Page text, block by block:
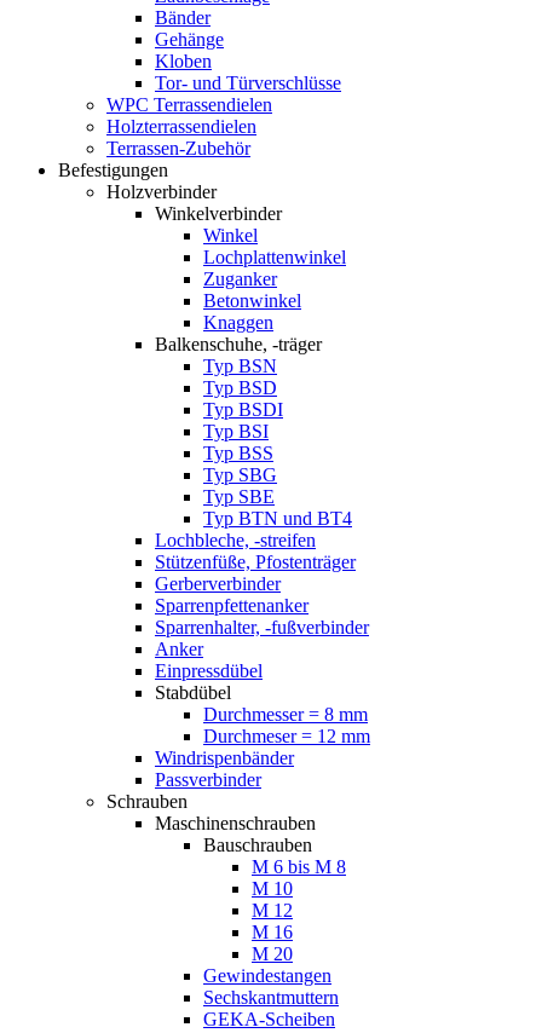
Bänder
Gehänge
Kloben
Tor- und Türverschlüsse
WPC Terrassendielen
Holzterrassendielen
Terrassen-Zubehör
Befestigungen
Holzverbinder
Winkelverbinder
Winkel
Lochplattenwinkel
Zuganker
Betonwinkel
Knaggen
Balkenschuhe, -träger
Typ BSN
Typ BSD
Typ BSDI
Typ BSI
Typ BSS
Typ SBG
Typ SBE
Typ BTN und BT4
Lochbleche, -streifen
Stützenfüße, Pfostenträger
Gerberverbinder
Sparrenpfettenanker
Sparrenhalter, -fußverbinder
Anker
Einpressdübel
Stabdübel
Durchmesser = 8 mm
Durchmeser = 12 mm
Windrispenbänder
Passverbinder
Schrauben
Maschinenschrauben
Bauschrauben
M 6 bis M 8
M 10
M 12
M 16
M 20
Gewindestangen
Sechskantmuttern
GEKA-Scheiben